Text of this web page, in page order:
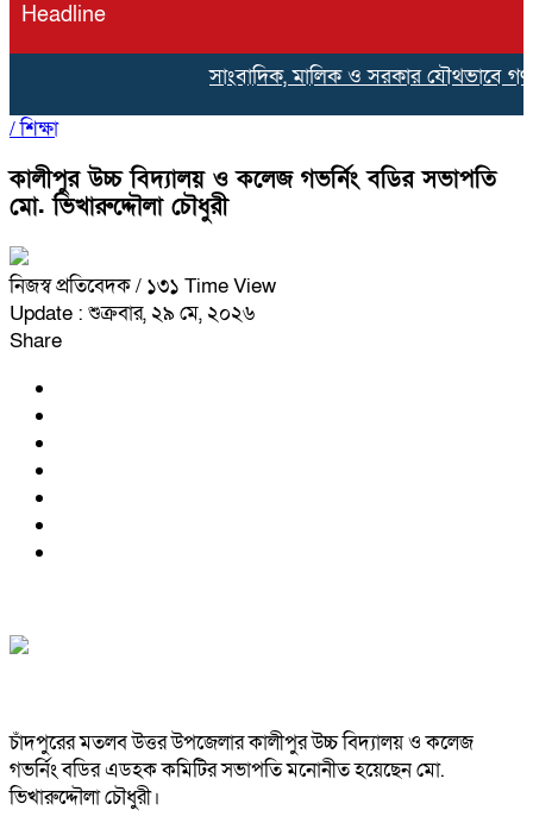
Headline
সাংবাদিক, মালিক ও সরকার যৌথভাবে
/শিক্ষা
কালীপুর উচ্চ বিদ্যালয় ও কলেজ গভর্নিং বডির সভাপতি
মো. ভিখারুদ্দৌলা চৌধুরী
নিজস্ব প্রতিবেদক/ ১৩১ Time View
Update : শুক্রবার, ২৯ মে, ২০২৬
Share
চাঁদপুরের মতলব উত্তর উপজেলার কালীপুর উচ্চ বিদ্যালয় ও কলেজ
গভর্নিং বডির এডহক কমিটির সভাপতি মনোনীত হয়েছেন মো.
ভিখারুদ্দৌলা চৌধুরী।